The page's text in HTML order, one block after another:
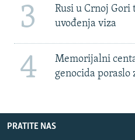
3
Rusi u Crnoj Gori
uvođenja viza
4
Memorijalni
genocida poraslo
PRATITE NAS